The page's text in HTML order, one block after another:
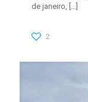
de janeiro,
2